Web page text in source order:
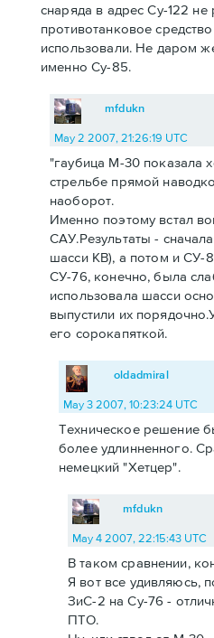
снаряда в адрес Су-122 не
противотанковое
использовали. Не даром
именно Су-85.
mfdukn
May 2 2007, 21:26:19 UTC
"гаубица М-30 показала
стрельбе прямой
наоборот.
Именно поэтому встал
САУ.Результаты -
шасси КВ), а потом и СУ-
СУ-76, конечно, была
использовала шасси
выпустили их
его сорокапяткой.
oldadmiral
May 3 2007, 10:23:24 UTC
Техническое решение
более удлинненного.
немецкий "Хетцер".
mfdukn
May 4 2007, 22:15:43 UTC
В таком сравнении,
Я вот все удивляюсь,
ЗиС-2 на Су-76 -
ПТО.